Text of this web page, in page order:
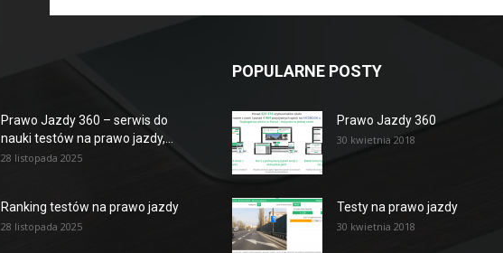
Prawo Jazdy 360 – serwis do
nauki testów na prawo jazdy,...
28 listopada 2025
Ranking testów na prawo jazdy
28 listopada 2025
POPULARNE POSTY
Prawo Jazdy 360
30 kwietnia 2018
Testy na prawo jazdy
30 kwietnia 2018